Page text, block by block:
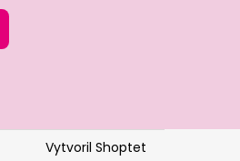
Vytvoril Shoptet